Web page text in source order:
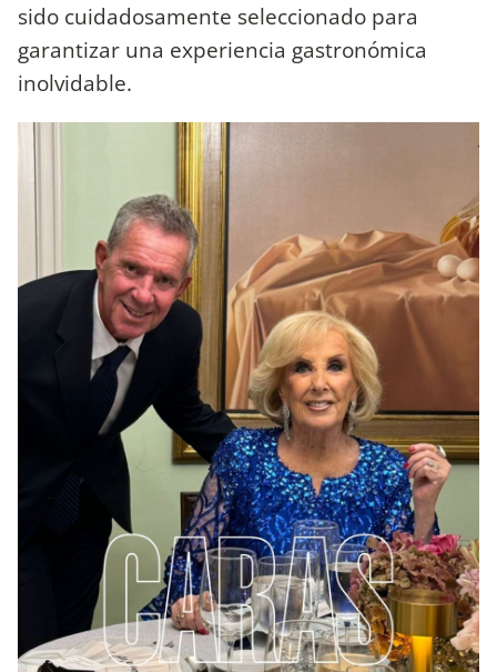
sido cuidadosamente seleccionado para
garantizar una experiencia gastronómica
inolvidable.